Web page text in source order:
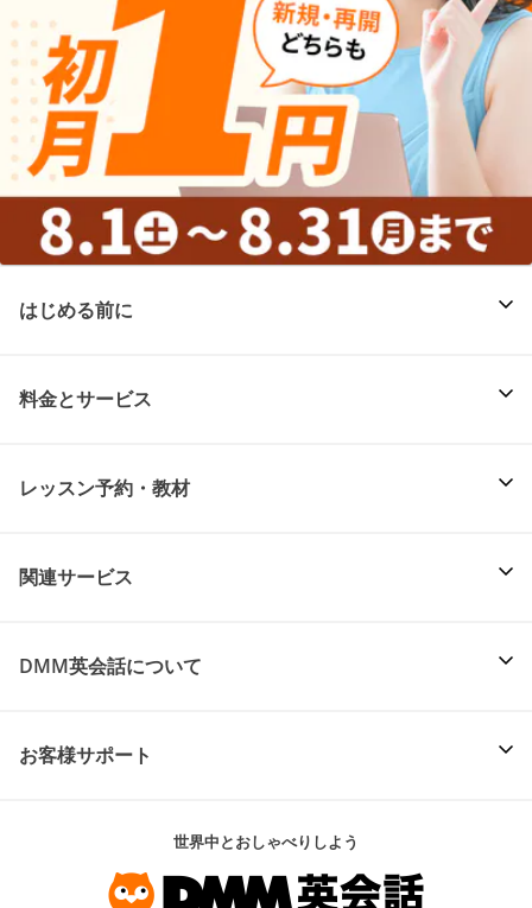
はじめる前に
料金とサービス
レッスン予約・教材
関連サービス
DMM英会話について
お客様サポート
世界中とおしゃべりしよう